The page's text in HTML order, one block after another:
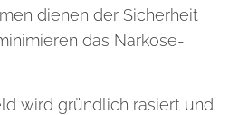
dienen der Sicherheit
das Narkose-
wird gründlich rasiert und